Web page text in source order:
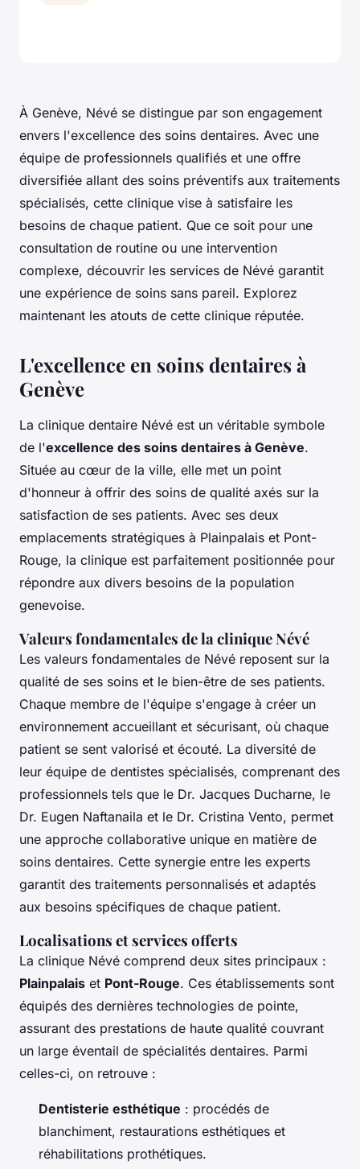
À Genève, Névé se distingue par son engagement
envers l'excellence des soins dentaires. Avec une
équipe de professionnels qualifiés et une offre
diversifiée allant des soins préventifs aux traitements
spécialisés, cette clinique vise à satisfaire les
besoins de chaque patient. Que ce soit pour une
consultation de routine ou une intervention
complexe, découvrir les services de Névé garantit
une expérience de soins sans pareil. Explorez
maintenant les atouts de cette clinique réputée.
L'excellence en soins dentaires à
Genève
La clinique dentaire Névé est un véritable symbole
de l'excellence des soins dentaires à Genève.
Située au cœur de la ville, elle met un point
d'honneur à offrir des soins de qualité axés sur la
satisfaction de ses patients. Avec ses deux
emplacements stratégiques à Plainpalais et Pont-
Rouge, la clinique est parfaitement positionnée pour
répondre aux divers besoins de la population
genevoise.
Valeurs fondamentales de la clinique Névé
Les valeurs fondamentales de Névé reposent sur la
qualité de ses soins et le bien-être de ses patients.
Chaque membre de l'équipe s'engage à créer un
environnement accueillant et sécurisant, où chaque
patient se sent valorisé et écouté. La diversité de
leur équipe de dentistes spécialisés, comprenant des
professionnels tels que le Dr. Jacques Ducharne, le
Dr. Eugen Naftanaila et le Dr. Cristina Vento, permet
une approche collaborative unique en matière de
soins dentaires. Cette synergie entre les experts
garantit des traitements personnalisés et adaptés
aux besoins spécifiques de chaque patient.
Localisations et services offerts
La clinique Névé comprend deux sites principaux :
Plainpalais et Pont-Rouge. Ces établissements sont
équipés des dernières technologies de pointe,
assurant des prestations de haute qualité couvrant
un large éventail de spécialités dentaires. Parmi
celles-ci, on retrouve :
Dentisterie esthétique : procédés de
blanchiment, restaurations esthétiques et
réhabilitations prothétiques.